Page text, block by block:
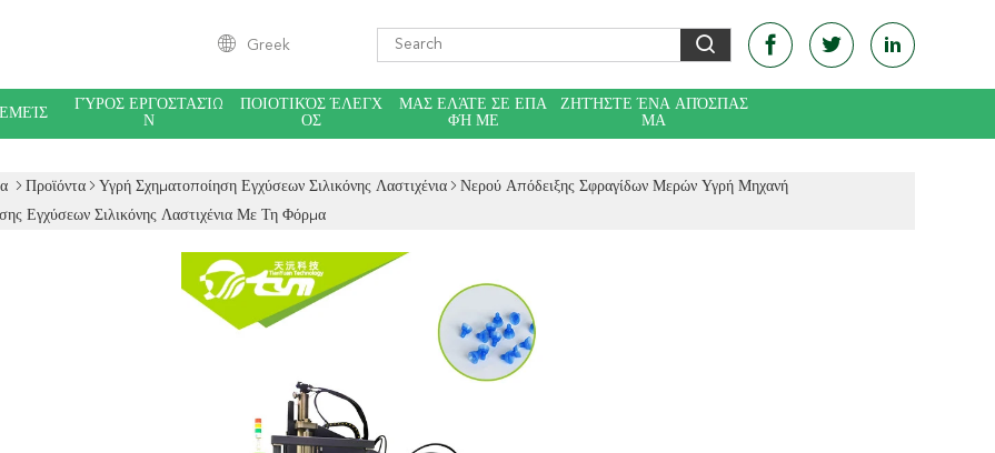
Greek
ΓΎΡΟΣ ΕΡΓΟΣΤΑΣΊΩ
Ν
ΠΟΙΟΤΙΚΌΣ ΈΛΕΓΧ
ΟΣ
ΜΑΣ ΕΛΆΤΕ ΣΕ ΕΠΑ
ΦΉ ΜΕ
ΖΗΤΉΣΤΕ ΈΝΑ ΑΠΌΣΠΑΣ
ΜΑ
Προϊόντα Υγρή Σχηματοποίηση Εγχύσεων Σιλικόνης Λαστιχένια
Νερού Απόδειξης Σφραγίδων Μερών Υγρή Μηχανή
Εγχύσεων Σιλικόνης Λαστιχένια Με Τη Φόρμα